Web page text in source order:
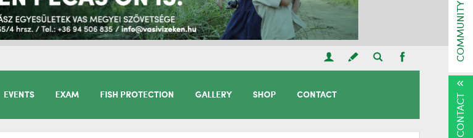
EVENTS EXAM FISH PROTECTION GALLERY SHOP CONTACT
COMMUNITY
CONTACT